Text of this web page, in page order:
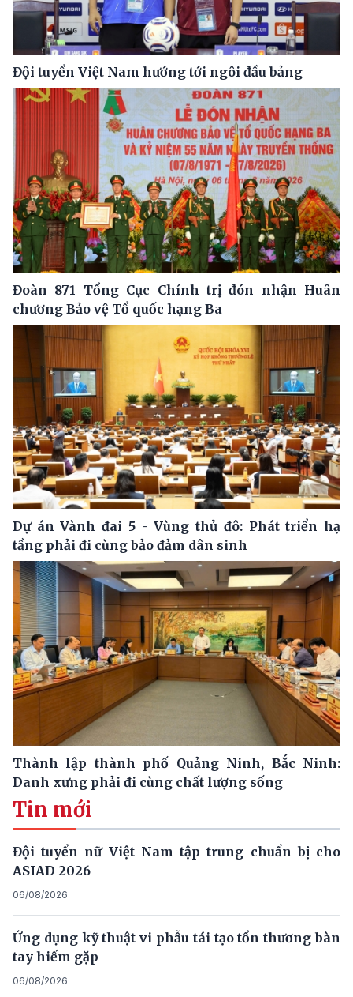
Đội tuyển Việt Nam hướng tới ngôi đầu bảng
Đoàn 871 Tổng Cục Chính trị đón nhận Huân
chương Bảo vệ Tổ quốc hạng Ba
Dự án Vành đai 5 - Vùng thủ đô: Phát triển hạ
tầng phải đi cùng bảo đảm dân sinh
Thành lập thành phố Quảng Ninh, Bắc Ninh:
Danh xưng phải đi cùng chất lượng sống
Tin mới
Đội tuyển nữ Việt Nam tập trung chuẩn bị cho
ASIAD 2026
06/08/2026
Ứng dụng kỹ thuật vi phẫu tái tạo tổn thương bàn
tay hiếm gặp
06/08/2026